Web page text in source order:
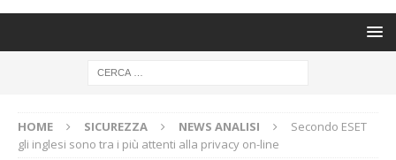
HOME SICUREZZA NEWS ANALISI
Secondo ESET
gli inglesi sono tra i più attenti alla privacy on-line